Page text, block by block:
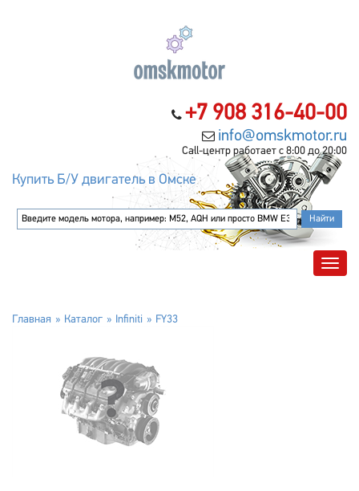
+7 908 316-40-00
info@omskmotor.ru
Call-центр работает с 8:00 до 20:00
Купить Б/У двигатель в Омске
Главная Каталог Infiniti FY33